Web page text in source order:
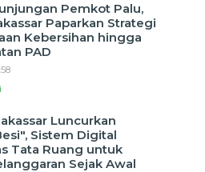
Pemkot Palu,
Paparkan Strategi
Kebersihan hingga
PAD
Luncurkan
Sistem Digital
Tata Ruang untuk
Sejak Awal